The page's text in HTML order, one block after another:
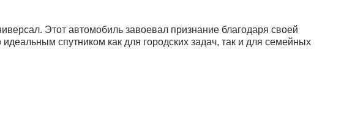
Этот автомобиль завоевал признание благодаря своей
спутником как для городских задач, так и для семейных